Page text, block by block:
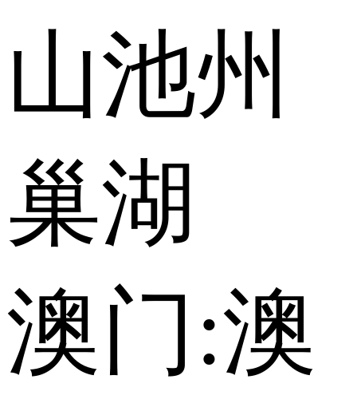
山池州
巢湖
澳门:澳